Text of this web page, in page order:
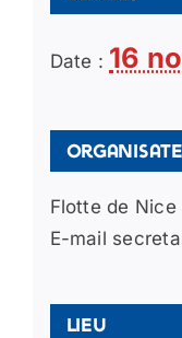
Date : 16
Flotte de Nice
E-mail
Lieu